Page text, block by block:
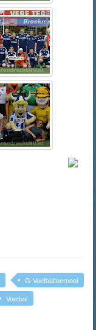
G-Voetbaltoernooi
Voetbal